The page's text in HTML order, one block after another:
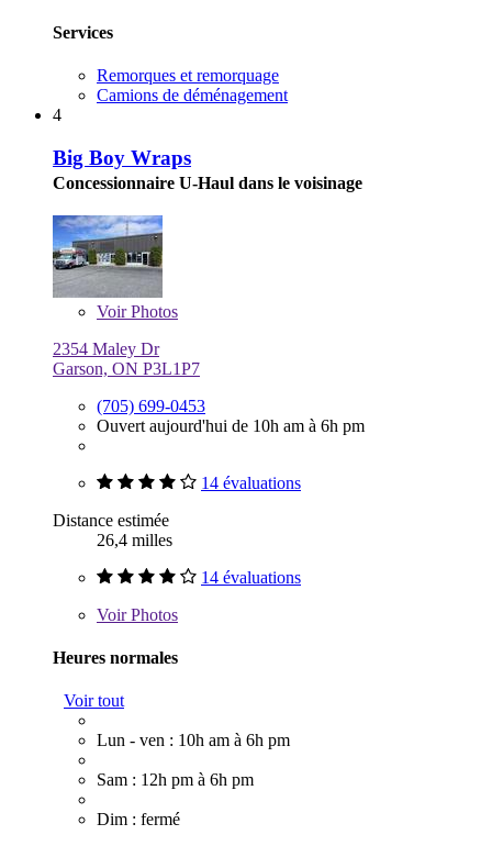
Services
Remorques et remorquage
Camions de déménagement
4
Big Boy Wraps
Concessionnaire U-Haul dans le voisinage
VoirPhotos
2354 Maley Dr
Garson, ON P3L1P7
(705) 699-0453
Ouvert aujourd'hui de 10h am à 6h pm
14 évaluations
Distance estimée
26,4 milles
14 évaluations
VoirPhotos
Heures normales
Voir tout
Lun - ven : 10h am à 6h pm
Sam : 12h pm à 6h pm
Dim : fermé